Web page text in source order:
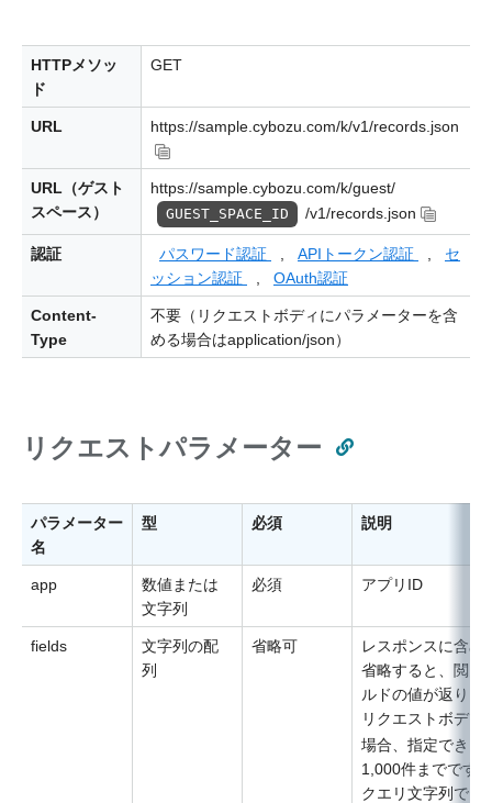
HTTPメソッ
ド
GET
URL https://sample.cybozu.com/k/v1/records.json
URL（ゲスト
スペース）
https://sample.cybozu.com/k/guest/
GUEST_SPACE_ID /v1/records.json
認証 パスワード認証 APIトークン認証
セ
ッション認証
OAuth認証
Content-
Type
不要（リクエストボディにパラメーターを含
める場合はapplication/json）
リクエストパラメーター
パラメーター
名
型 必須 説明
app
数値または
文字列
必須 アプリID
fields
文字列の配
列
省略可
レスポンスに含め
省略すると、閲覧
ルドの値が返りま
リクエストボディ
場合、指定できる
1,000件までです。
クエリ文字列で